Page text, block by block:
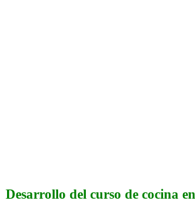
Desarrollo del curso de cocina